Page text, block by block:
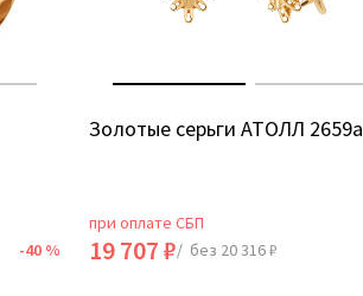
-40 %
Золотые серьги АТОЛЛ 2659а
при оплате СБП
19 707 ₽/ без 20 316 ₽